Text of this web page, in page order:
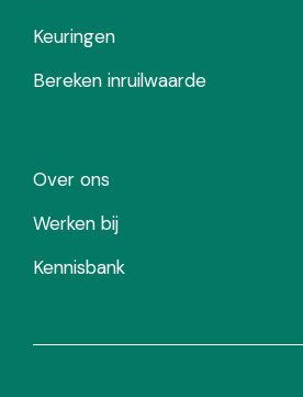
Keuringen
Bereken inruilwaarde
Over ons
Werken bij
Kennisbank